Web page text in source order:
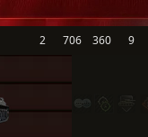
2 706 360 9